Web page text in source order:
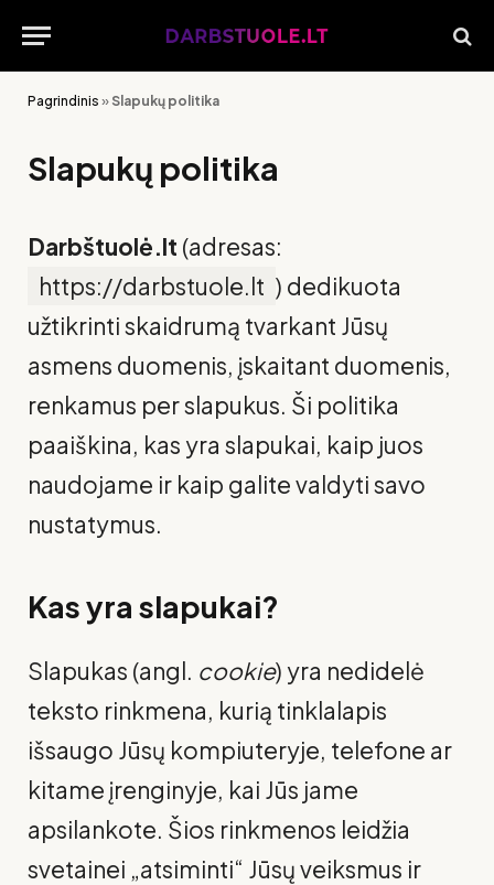
Pagrindinis » Slapukų politika
Slapukų politika
Darbštuolė.lt (adresas:
https://darbstuole.lt ) dedikuota
užtikrinti skaidrumą tvarkant Jūsų
asmens duomenis, įskaitant duomenis,
renkamus per slapukus. Ši politika
paaiškina, kas yra slapukai, kaip juos
naudojame ir kaip galite valdyti savo
nustatymus.
Kas yra slapukai?
Slapukas (angl. cookie) yra nedidelė
teksto rinkmena, kurią tinklalapis
išsaugo Jūsų kompiuteryje, telefone ar
kitame įrenginyje, kai Jūs jame
apsilankote. Šios rinkmenos leidžia
svetainei „atsiminti“ Jūsų veiksmus ir